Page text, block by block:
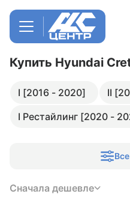
Купить Hyundai
I [2016 - 2020]
II
I Рестайлинг [2020 -
Сначала дешевле